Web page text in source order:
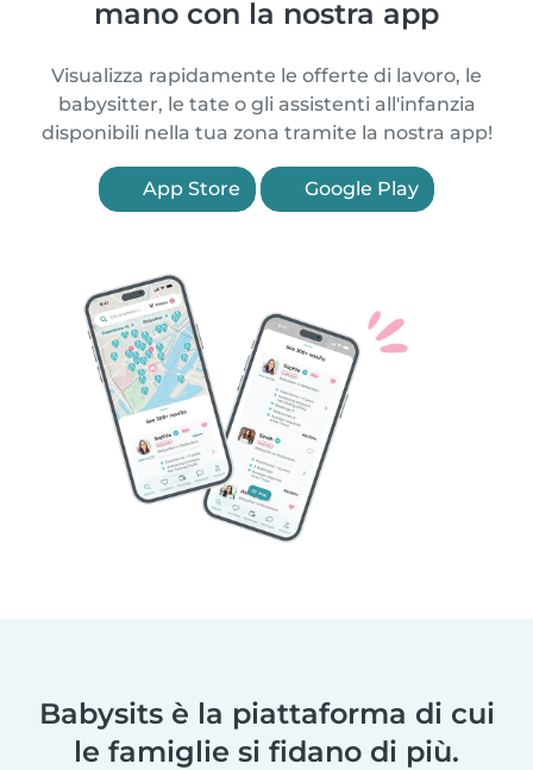
mano con la nostra app
Visualizza rapidamente le offerte di lavoro, le
babysitter, le tate o gli assistenti all'infanzia
disponibili nella tua zona tramite la nostra app!
App Store Google Play
Babysits è la piattaforma di cui
le famiglie si fidano di più.